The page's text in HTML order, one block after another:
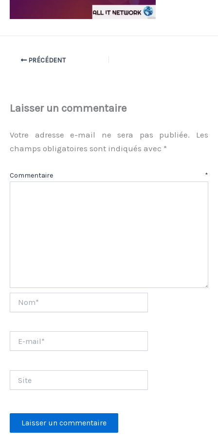
PRÉCÉDENT
Laisser un commentaire
Votre adresse e-mail ne sera pas publiée.
Les
champs obligatoires sont indiqués avec *
Commentaire *
mail*